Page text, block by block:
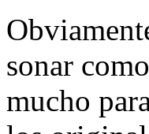
sonar
mucho